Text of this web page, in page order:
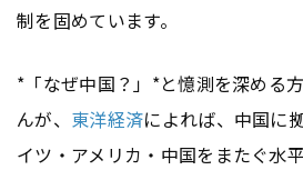
制を固めています。
*「なぜ中国？」*と憶測を深める
んが、 東洋経済によれば、中国に
イツ・アメリカ・中国をまたぐ水